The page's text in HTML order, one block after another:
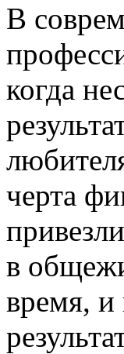
В
когда
черта
в
время, и